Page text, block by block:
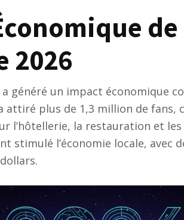
de
2026
a généré un impact économique
attiré plus de 1,3 million de fans,
l’hôtellerie, la restauration et
stimulé l’économie locale, avec